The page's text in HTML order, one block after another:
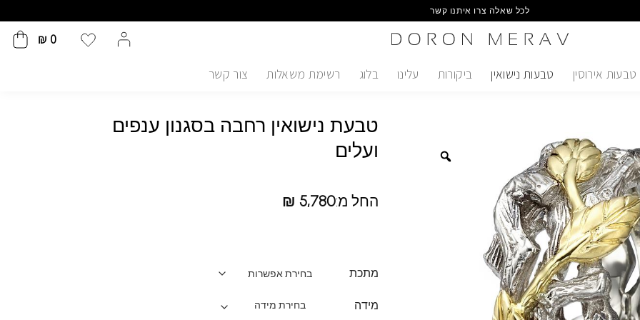
לכל שאלה צרו איתנו קשר
₪ 0
טבעות אירוסין טבעות נישואין ביקורות עלינו בלוג רשימת משאלות צור קשר
טבעת נישואין רחבה בסגנון ענפים
ועלים
החל מ: ₪ 5,780
מתכת
מידה